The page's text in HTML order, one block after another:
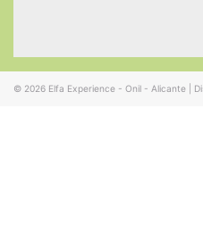
© 2026 Elfa Experience - Onil - Alicante